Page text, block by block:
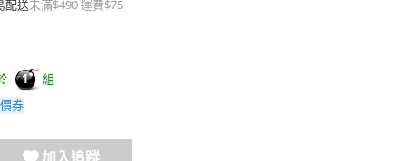
配送未滿$490 運費$75
1
組
券